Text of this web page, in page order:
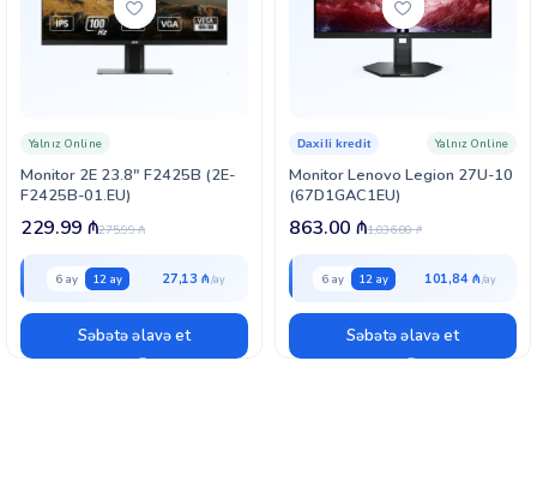
Monitor 2E 23.8″ F2425B (2E-
F2425B-01.EU)
Yalnız Online
275.99₼
229.99 ₼
6 ay 12 ay 27,13 ₼
Səbətə əlavə et
Monitor Lenovo Legion 27U-10
(67D1GAC1EU)
Daxili kredit Yalnız Online
1,036.00₼
863.00 ₼
6 ay 12 ay 101,84 ₼
Səbətə əlavə et